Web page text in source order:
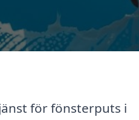
för fönsterputs i